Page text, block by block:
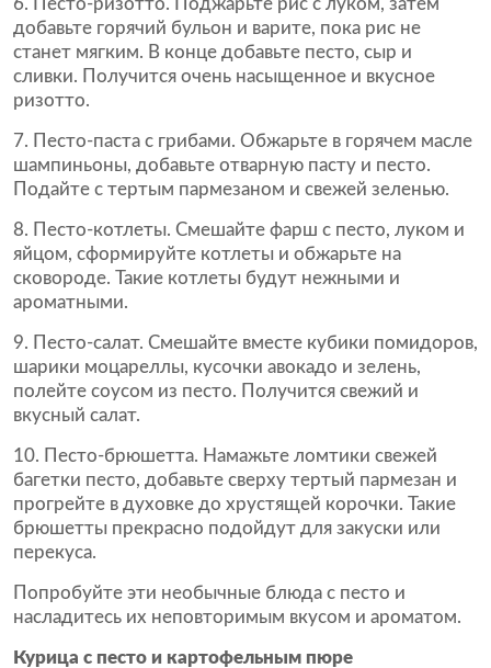
Песто-ризотто. Поджарьте рис с луком, затем
добавьте горячий бульон и варите, пока рис не
станет мягким. В конце добавьте песто, сыр и
сливки. Получится очень насыщенное и вкусное
ризотто.
Песто-паста с грибами. Обжарьте в горячем масле
шампиньоны, добавьте отварную пасту и песто.
Подайте с тертым пармезаном и свежей зеленью.
Песто-котлеты. Смешайте фарш с песто, луком и
яйцом, сформируйте котлеты и обжарьте на
сковороде. Такие котлеты будут нежными и
ароматными.
Песто-салат. Смешайте вместе кубики помидоров,
шарики моцареллы, кусочки авокадо и зелень,
полейте соусом из песто. Получится свежий и
вкусный салат.
Песто-брюшетта. Намажьте ломтики свежей
багетки песто, добавьте сверху тертый пармезан и
прогрейте в духовке до хрустящей корочки. Такие
брюшетты прекрасно подойдут для закуски или
перекуса.
Попробуйте эти необычные блюда с песто и
насладитесь их неповторимым вкусом и ароматом.
Курица с песто и картофельным пюре